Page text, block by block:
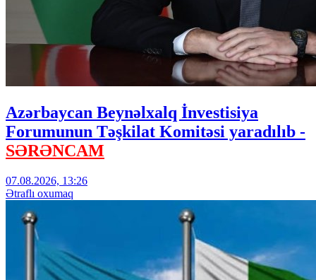
Azərbaycan Beynəlxalq İnvestisiya
Forumunun Təşkilat Komitəsi yaradılıb -
SƏRƏNCAM
07.08.2026, 13:26
Ətraflı oxumaq